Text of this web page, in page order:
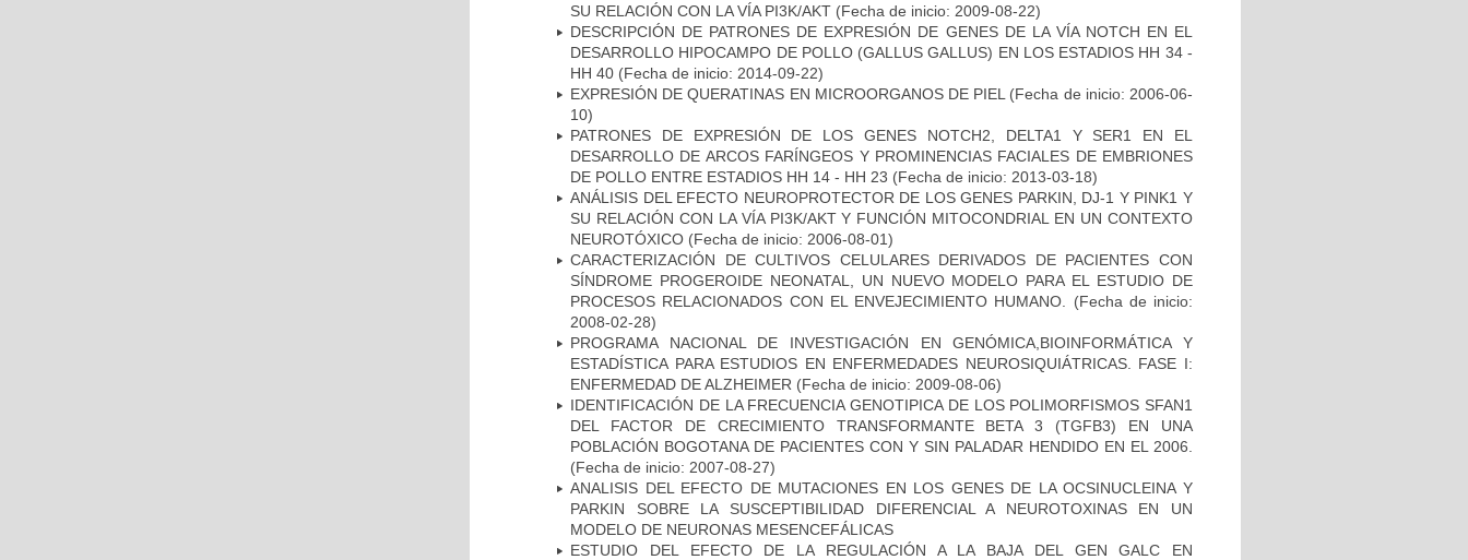
SU RELACIÓN CON LA VÍA PI3K/AKT (Fecha de inicio: 2009-08-22)
DESCRIPCIÓN DE PATRONES DE EXPRESIÓN DE GENES DE LA VÍA NOTCH EN EL
DESARROLLO HIPOCAMPO DE POLLO (GALLUS GALLUS) EN LOS ESTADIOS HH 34 -
HH 40 (Fecha de inicio: 2014-09-22)
EXPRESIÓN DE QUERATINAS EN MICROORGANOS DE PIEL (Fecha de inicio: 2006-06-
10)
PATRONES DE EXPRESIÓN DE LOS GENES NOTCH2, DELTA1 Y SER1 EN EL
DESARROLLO DE ARCOS FARÍNGEOS Y PROMINENCIAS FACIALES DE EMBRIONES
DE POLLO ENTRE ESTADIOS HH 14 - HH 23 (Fecha de inicio: 2013-03-18)
ANÁLISIS DEL EFECTO NEUROPROTECTOR DE LOS GENES PARKIN, DJ-1 Y PINK1 Y
SU RELACIÓN CON LA VÍA PI3K/AKT Y FUNCIÓN MITOCONDRIAL EN UN CONTEXTO
NEUROTÓXICO (Fecha de inicio: 2006-08-01)
CARACTERIZACIÓN DE CULTIVOS CELULARES DERIVADOS DE PACIENTES CON
SÍNDROME PROGEROIDE NEONATAL, UN NUEVO MODELO PARA EL ESTUDIO DE
PROCESOS RELACIONADOS CON EL ENVEJECIMIENTO HUMANO.
(Fecha de inicio:
2008-02-28)
PROGRAMA NACIONAL DE INVESTIGACIÓN EN GENÓMICA,BIOINFORMÁTICA Y
ESTADÍSTICA PARA ESTUDIOS EN ENFERMEDADES NEUROSIQUIÁTRICAS. FASE I:
ENFERMEDAD DE ALZHEIMER (Fecha de inicio: 2009-08-06)
IDENTIFICACIÓN DE LA FRECUENCIA GENOTIPICA DE LOS POLIMORFISMOS SFAN1
DEL FACTOR DE CRECIMIENTO TRANSFORMANTE BETA 3 (TGFB3) EN UNA
POBLACIÓN BOGOTANA DE PACIENTES CON Y SIN PALADAR HENDIDO EN EL 2006.
(Fecha de inicio: 2007-08-27)
ANALISIS DEL EFECTO DE MUTACIONES EN LOS GENES DE LA OCSINUCLEINA Y
PARKIN SOBRE LA SUSCEPTIBILIDAD DIFERENCIAL A NEUROTOXINAS EN UN
MODELO DE NEURONAS MESENCEFÁLICAS
ESTUDIO DEL EFECTO DE LA REGULACIÓN A LA BAJA DEL GEN GALC EN